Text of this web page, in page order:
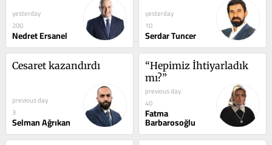
yesterday
200
Nedret Ersanel
yesterday
10
Serdar Tuncer
Cesaret kazandırdı
previous day
3
Selman Ağrıkan
“Hepimiz İhtiyarladık
mı?”
previous day
40
Fatma
Barbarosoğlu